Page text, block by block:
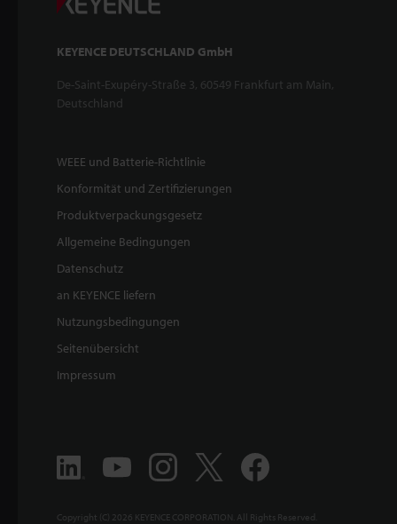
KEYENCE DEUTSCHLAND GmbH
De-Saint-Exupéry-Straße 3, 60549 Frankfurt am Main,
Deutschland
WEEE und Batterie-Richtlinie
Konformität und Zertifizierungen
Produktverpackungsgesetz
Allgemeine Bedingungen
Datenschutz
an KEYENCE liefern
Nutzungsbedingungen
Seitenübersicht
Impressum
Copyright (C) 2026 KEYENCE CORPORATION. All Rights Reserved.